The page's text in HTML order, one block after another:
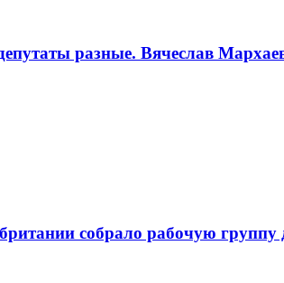
разные. Вячеслав
собрало рабочую